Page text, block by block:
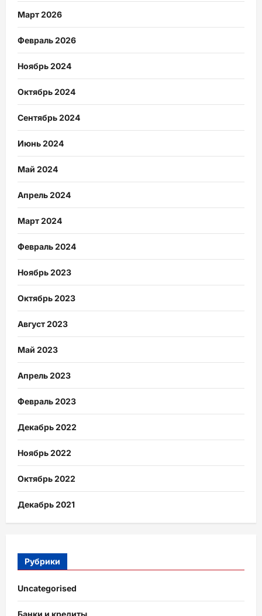
Март 2026
Февраль 2026
Ноябрь 2024
Октябрь 2024
Сентябрь 2024
Июнь 2024
Май 2024
Апрель 2024
Март 2024
Февраль 2024
Ноябрь 2023
Октябрь 2023
Август 2023
Май 2023
Апрель 2023
Февраль 2023
Декабрь 2022
Ноябрь 2022
Октябрь 2022
Декабрь 2021
Рубрики
Uncategorised
Банки и кредиты